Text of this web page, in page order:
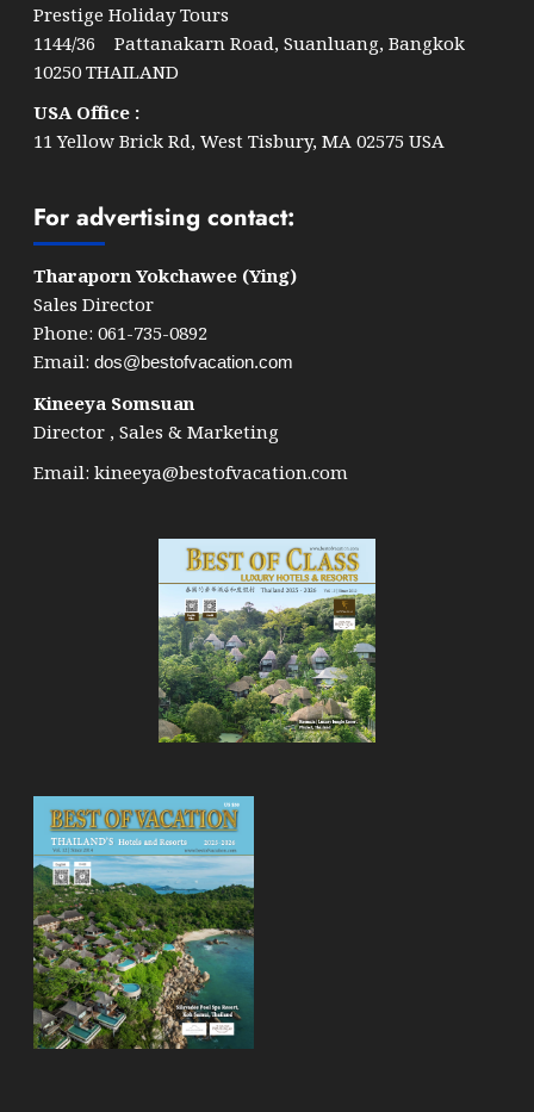
Prestige Holiday Tours
1144/36 Pattanakarn Road, Suanluang, Bangkok
10250 THAILAND
USA Office :
11 Yellow Brick Rd, West Tisbury, MA 02575 USA
For advertising contact:
Tharaporn Yokchawee (Ying)
Sales Director
Phone: 061-735-0892
Email: dos@bestofvacation.com
Kineeya Somsuan
Director , Sales & Marketing
Email: kineeya@bestofvacation.com